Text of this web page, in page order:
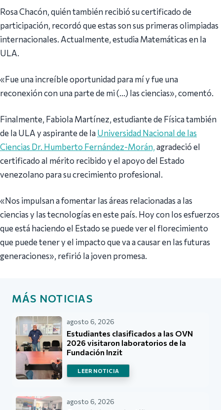
Rosa Chacón, quién también recibió su certificado de
participación, recordó que estas son sus primeras olimpiadas
internacionales. Actualmente, estudia Matemáticas en la
ULA.
«Fue una increíble oportunidad para mí y fue una
reconexión con una parte de mi (…) las ciencias», comentó.
Finalmente, Fabiola Martínez, estudiante de Física también
de la ULA y aspirante de la Universidad Nacional de las
Ciencias Dr. Humberto Fernández-Morán, agradeció el
certificado al mérito recibido y el apoyo del Estado
venezolano para su crecimiento profesional.
«Nos impulsan a fomentar las áreas relacionadas a las
ciencias y las tecnologías en este país. Hoy con los esfuerzos
que está haciendo el Estado se puede ver el florecimiento
que puede tener y el impacto que va a causar en las futuras
generaciones», refirió la joven promesa.
MÁS NOTICIAS
agosto 6, 2026
Estudiantes clasificados a las OVN
2026 visitaron laboratorios de la
Fundación Inzit
LEER NOTICIA
agosto 6, 2026